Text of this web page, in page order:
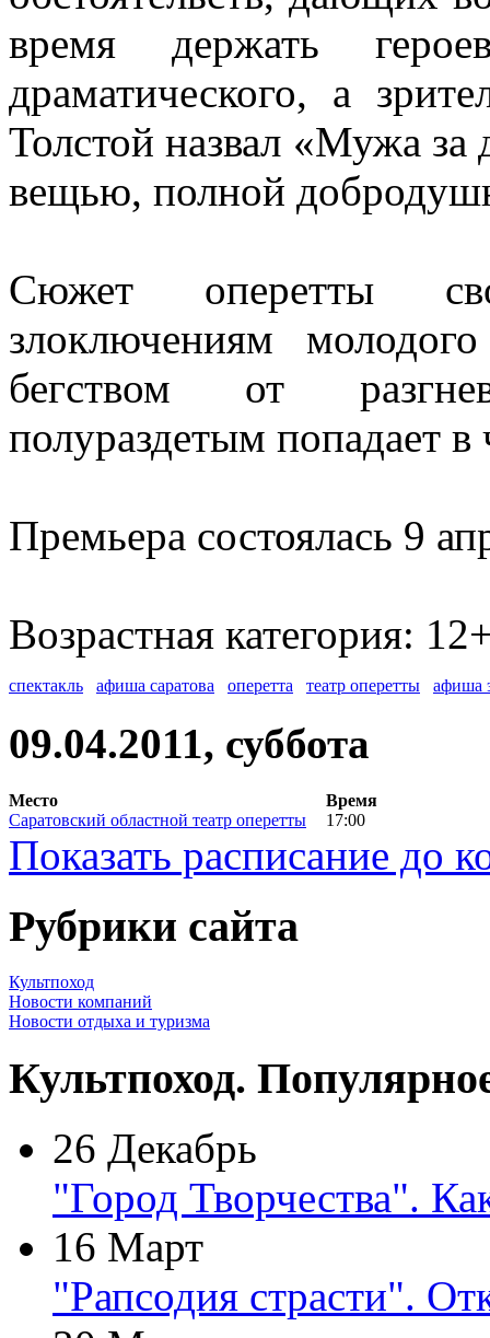
время держать
драматического, а
Толстой назвал «Мужа
вещью, полной
Сюжет оперетты
злоключениям
бегством от
полураздетым попадает
Премьера состоялась 9
Возрастная категория:
спектакль афиша саратова оперетта театр оперетты афиша
09.04.2011, суббота
Место
Время
Саратовский областной театр оперетты
17:00
Показать расписание до
Рубрики сайта
Культпоход
Новости компаний
Новости отдыха и туризма
Культпоход.
26 Декабрь
"Город Творчества".
16 Март
"Рапсодия страсти".